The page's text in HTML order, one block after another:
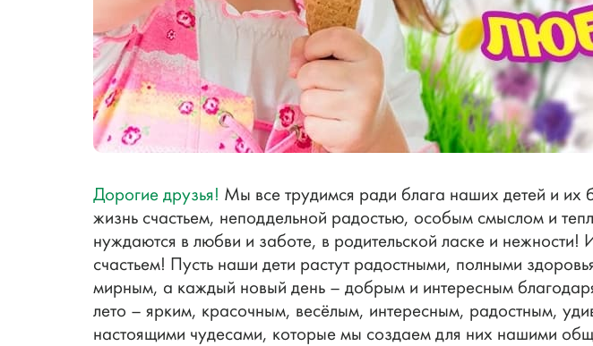
Дорогие друзья! Мы все трудимся ради блага наших детей и
жизнь счастьем, неподдельной радостью, особым смыслом и
нуждаются в любви и заботе, в родительской ласке и
счастьем! Пусть наши дети растут радостными, полными
мирным, а каждый новый день – добрым и интересным
лето – ярким, красочным, весёлым, интересным, радостным,
настоящими чудесами, которые мы создаем для них нашими